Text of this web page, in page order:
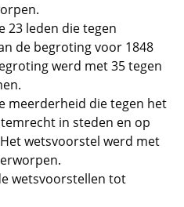
23 leden die tegen
de begroting voor 1848
werd met 35 tegen
meerderheid die tegen het
in steden en op
wetsvoorstel werd met
wetsvoorstellen tot